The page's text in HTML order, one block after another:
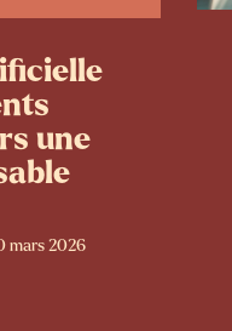
une
mars 2026